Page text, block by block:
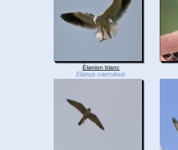
Élanion blanc
Elanus caeruleus